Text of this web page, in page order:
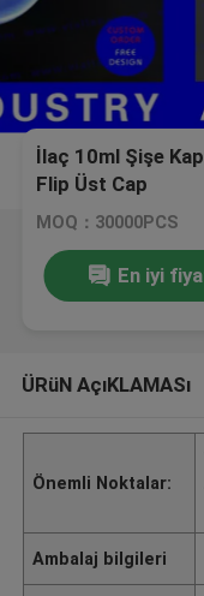
İlaç 10ml Şişe
Flip Üst Cap
MOQ：30000PCS
En iyi
ÜRüN AçıKLAMASı
Önemli Noktalar:
Ambalaj bilgileri